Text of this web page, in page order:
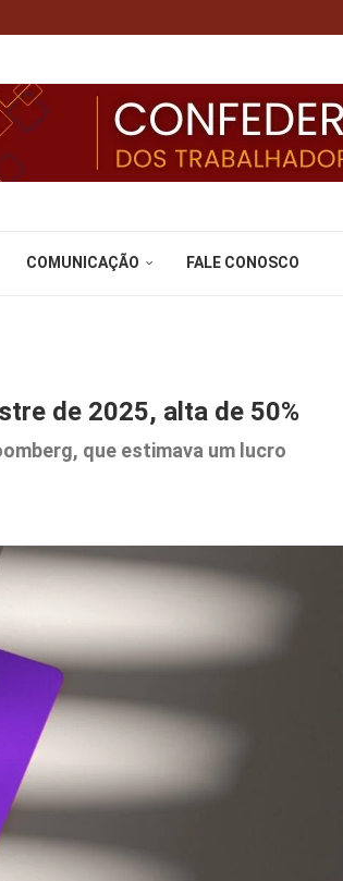
COMUNICAÇÃO FALE CONOSCO
de 2025, alta de 50%
que estimava um lucro